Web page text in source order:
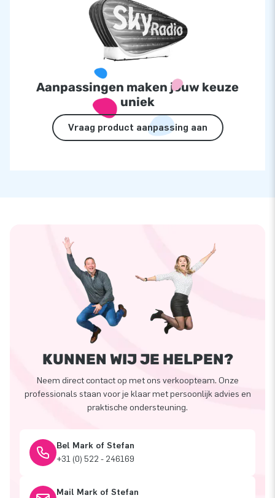
Aanpassingen maken jouw keuze
uniek
Vraag product aanpassing aan
KUNNEN WIJ JE HELPEN?
Neem direct contact op met ons verkoopteam. Onze
professionals staan voor je klaar met persoonlijk advies en
praktische ondersteuning.
Bel Mark of Stefan
+31 (0) 522 - 246169
Mail Mark of Stefan